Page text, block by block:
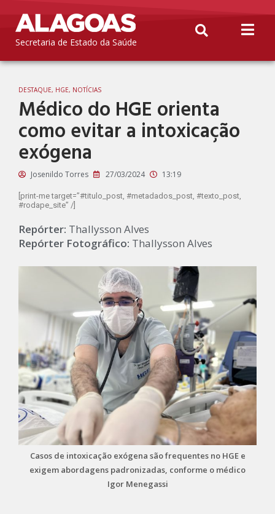
Secretaria de Estado da Saúde
DESTAQUE, HGE, NOTÍCIAS
Médico do HGE orienta
como evitar a intoxicação
exógena
Josenildo Torres 27/03/2024 13:19
[print-me target=”#titulo_post, #metadados_post, #texto_post,
#rodape_site” /]
Repórter: Thallysson Alves
Repórter Fotográfico: Thallysson Alves
Casos de intoxicação exógena são frequentes no HGE e
exigem abordagens padronizadas, conforme o médico
Igor Menegassi